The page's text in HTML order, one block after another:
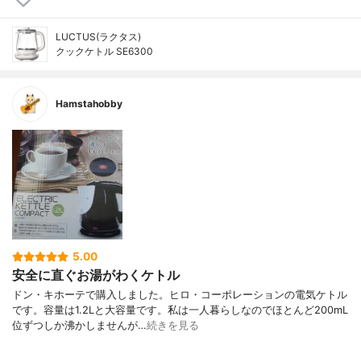
LUCTUS(ラクタス)
クックケトル SE6300
Hamstahobby
5.00
安全に直ぐお湯がわくケトル
ドン・キホーテで購入しました。ヒロ・コーポレーションの電気ケトル
です。容量は1.2Lと大容量です。私は一人暮らしなのでほとんど200mL
位ずつしか沸かしませんが…続きを見る